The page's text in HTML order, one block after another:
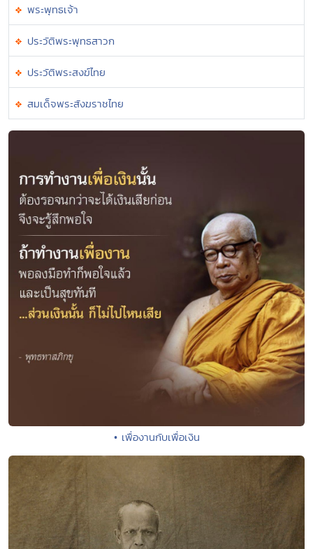
พระพุทธเจ้า
ประวัติพระพุทธสาวก
ประวัติพระสงฆ์ไทย
สมเด็จพระสังฆราชไทย
• เพื่องานกับเพื่อเงิน